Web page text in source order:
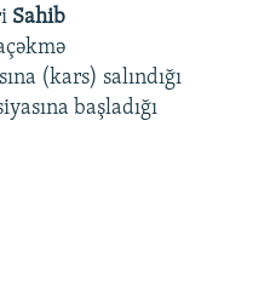
720p
1080p
Sahib
(kars) salındığı
başladığı